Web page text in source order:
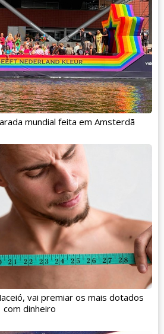
mundial feita em Amsterdã
vai premiar os mais dotados
com dinheiro